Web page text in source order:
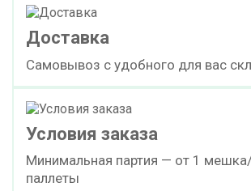
Доставка
Самовывоз с удобного для вас
Условия заказа
Минимальная партия — от 1
паллеты